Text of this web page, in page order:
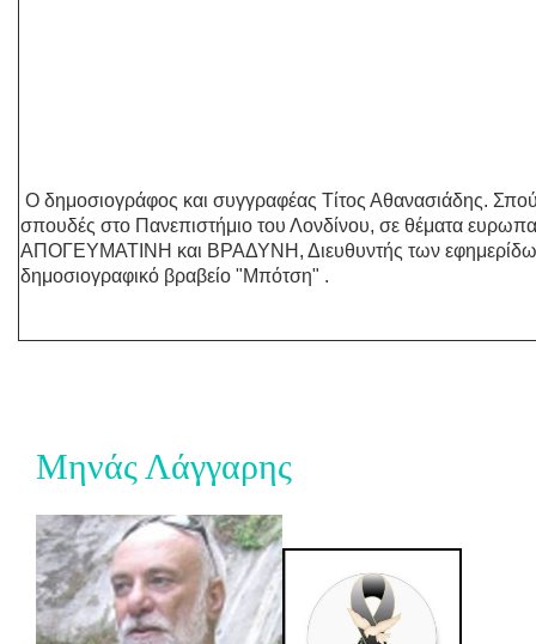
Ο δημοσιογράφος και συγγραφέας Τίτος Αθανασιάδης.
σπουδές στο Πανεπιστήμιο του Λονδίνου, σε θέματα
ΑΠΟΓΕΥΜΑΤΙΝΗ και ΒΡΑΔΥΝΗ, Διευθυντής των
δημοσιογραφικό βραβείο "Μπότση" .
Μηνάς Λάγγαρης